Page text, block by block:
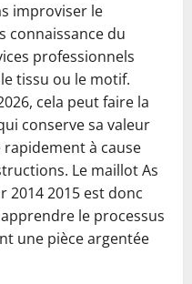
improviser le
connaissance du
professionnels
tissu ou le motif.
cela peut faire la
conserve sa valeur
à cause
Le maillot As
2014 2015 est donc
le processus
une pièce argentée